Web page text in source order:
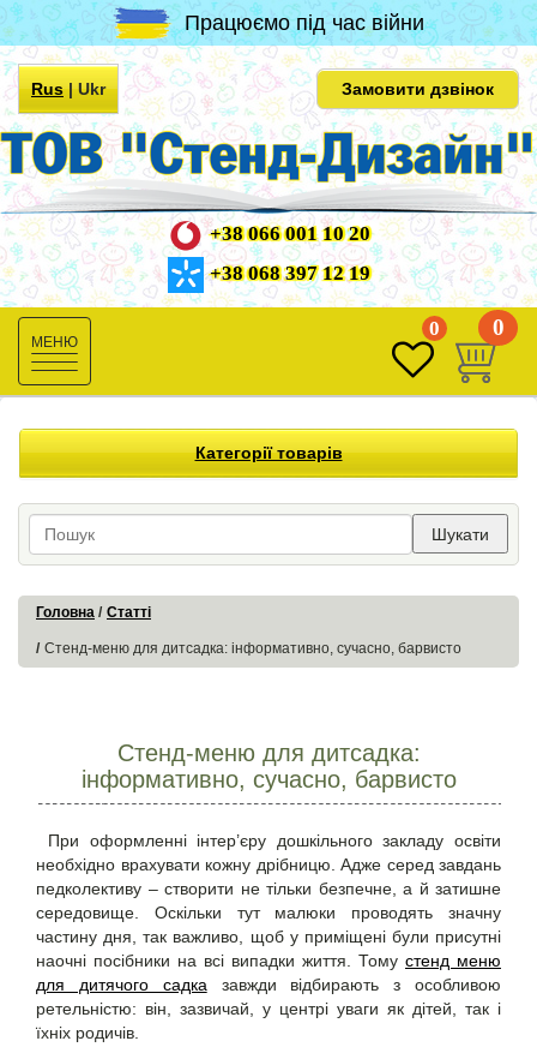
Працюємо під час війни
Rus|Ukr Замовити дзвінок
+38 066 001 10 20
+38 068 397 12 19
Toggle
navigation
0 0
Категорії товарів
Шукати
Головна Статті
Стенд-меню для дитсадка: інформативно, сучасно, барвисто
Стенд-меню для дитсадка:
інформативно, сучасно, барвисто
При оформленні інтер’єру дошкільного закладу освіти
необхідно врахувати кожну дрібницю. Адже серед завдань
педколективу – створити не тільки безпечне, а й затишне
середовище. Оскільки тут малюки проводять значну
частину дня, так важливо, щоб у приміщені були присутні
наочні посібники на всі випадки життя. Тому стенд меню
для дитячого садка завжди відбирають з особливою
ретельністю: він, зазвичай, у центрі уваги як дітей, так і
їхніх родичів.